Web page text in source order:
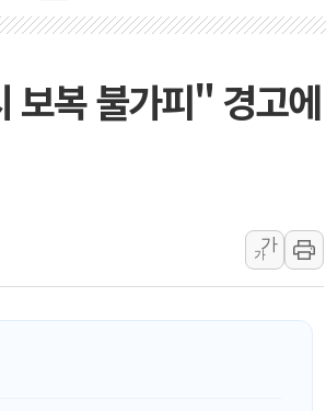
구광모, 내주 실리콘밸리서 젠슨
김정관 장관 "영업이익 N% 성과
뉴욕증시 프리뷰, 미 주가선물 AI
러, 1인칭시점 드론으로 우크라
[베트남 증시] 지수 하락 속 'DGC'
'월가의 황제' 다이먼 "금융시장 레
보복 불가피" 경고에
가
가